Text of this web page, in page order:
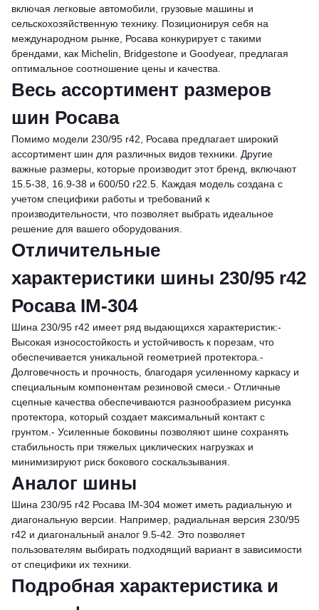
включая легковые автомобили, грузовые машины и
сельскохозяйственную технику. Позиционируя себя на
международном рынке, Росава конкурирует с такими
брендами, как Michelin, Bridgestone и Goodyear, предлагая
оптимальное соотношение цены и качества.
Весь ассортимент размеров
шин Росава
Помимо модели 230/95 r42, Росава предлагает широкий
ассортимент шин для различных видов техники. Другие
важные размеры, которые производит этот бренд, включают
15.5-38, 16.9-38 и 600/50 r22.5. Каждая модель создана с
учетом специфики работы и требований к
производительности, что позволяет выбрать идеальное
решение для вашего оборудования.
Отличительные
характеристики шины 230/95 r42
Росава IM-304
Шина 230/95 r42 имеет ряд выдающихся характеристик:-
Высокая износостойкость и устойчивость к порезам, что
обеспечивается уникальной геометрией протектора.-
Долговечность и прочность, благодаря усиленному каркасу и
специальным компонентам резиновой смеси.- Отличные
сцепные качества обеспечиваются разнообразием рисунка
протектора, который создает максимальный контакт с
грунтом.- Усиленные боковины позволяют шине сохранять
стабильность при тяжелых циклических нагрузках и
минимизируют риск бокового соскальзывания.
Аналог шины
Шина 230/95 r42 Росава IM-304 может иметь радиальную и
диагональную версии. Например, радиальная версия 230/95
r42 и диагональный аналог 9.5-42. Это позволяет
пользователям выбирать подходящий вариант в зависимости
от специфики их техники.
Подробная характеристика и